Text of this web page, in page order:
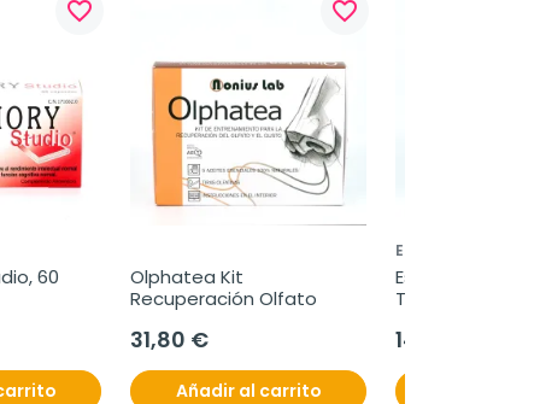
favorite_border
60
favorite_border
Olphatea Kit
Recuperación Olfato
31,80 €
Añadir al carrito
ESTEVE
Esteve
Toallitas
14,40 €